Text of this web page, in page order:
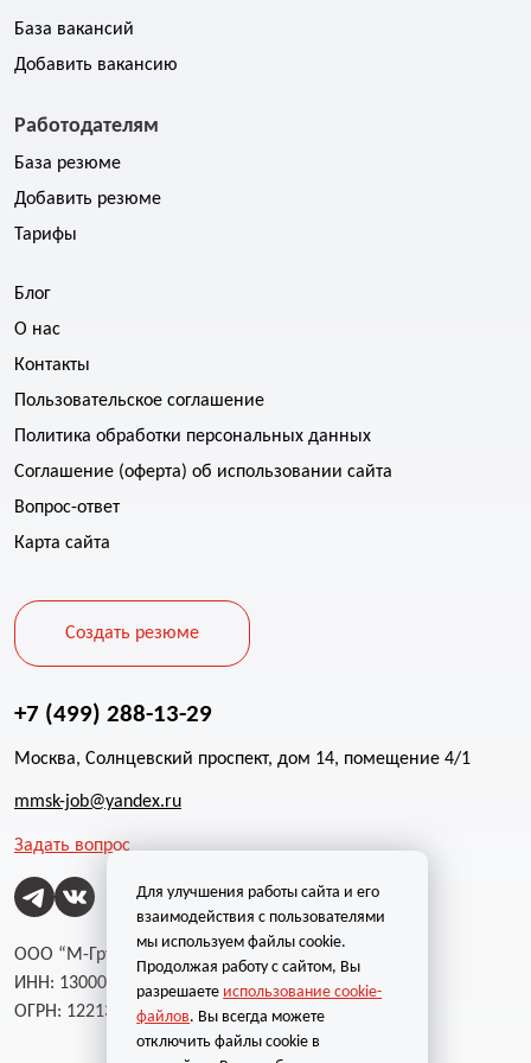
База вакансий
Добавить вакансию
Работодателям
База резюме
Добавить резюме
Тарифы
Блог
О нас
Контакты
Пользовательское соглашение
Политика обработки персональных данных
Соглашение (оферта) об использовании сайта
Вопрос-ответ
Карта сайта
Создать резюме
+7 (499) 288-13-29
Москва, Солнцевский проспект, дом 14, помещение 4/1
mmsk-job@yandex.ru
Задать вопрос
ООО “М-Групп”
ИНН: 1300002787
ОГРН: 1221300004232
Для улучшения работы сайта и его
взаимодействия с пользователями
мы используем файлы cookie.
Продолжая работу с сайтом, Вы
разрешаете использование cookie-
файлов. Вы всегда можете
отключить файлы cookie в